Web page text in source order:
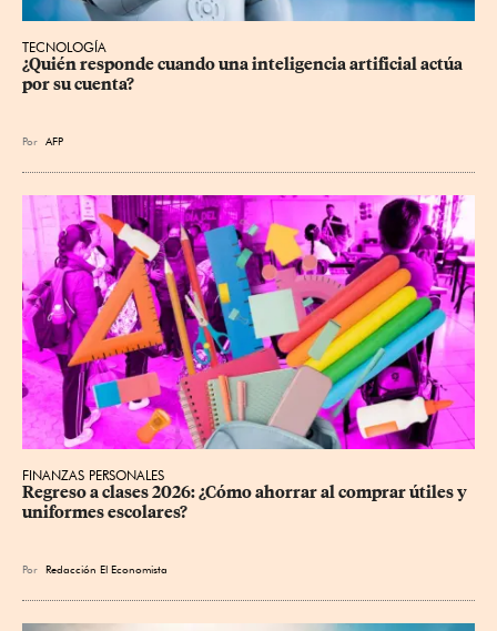
TECNOLOGÍA
¿Quién responde cuando una inteligencia artificial actúa
por su cuenta?
Por AFP
FINANZAS PERSONALES
Regreso a clases 2026: ¿Cómo ahorrar al comprar útiles y
uniformes escolares?
Por Redacción El Economista